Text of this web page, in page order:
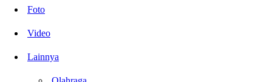
Foto
Video
Lainnya